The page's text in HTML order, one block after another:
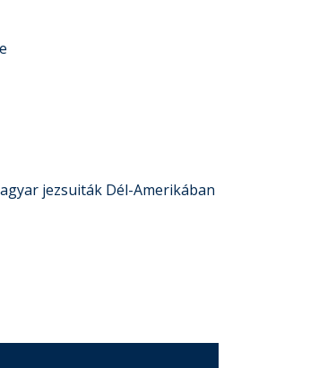
jezsuiták Dél-Amerikában